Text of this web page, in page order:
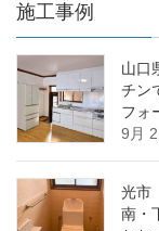
施工事例
山口
チン
フォ
9月
光市
南・